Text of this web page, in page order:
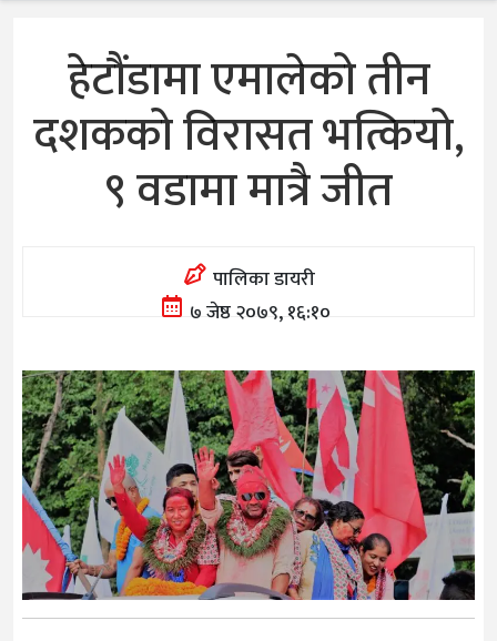
हेटौंडामा एमालेको तीन
दशकको विरासत भत्कियो,
९ वडामा मात्रै जीत
पालिका डायरी
७ जेष्ठ २०७९, १६:१०